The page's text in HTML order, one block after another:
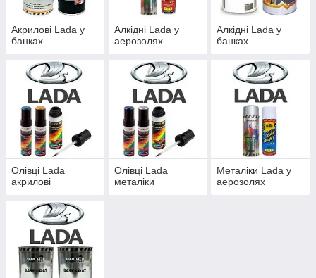
Акрилові Lada у
банках
Алкідні Lada у
аерозолях
Алкідні Lada у
банках
Олівці Lada
акрилові
Олівці Lada
металіки
Металіки Lada у
аерозолях